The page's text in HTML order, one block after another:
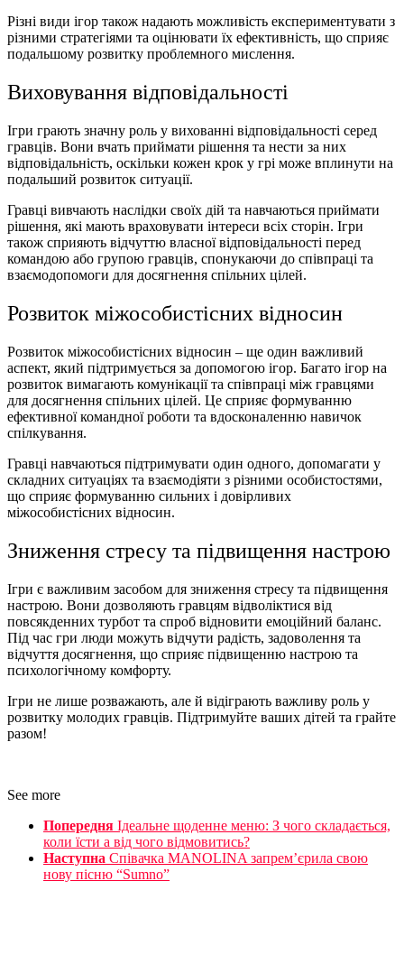
Різні види ігор також надають можливість експериментувати з
різними стратегіями та оцінювати їх ефективність, що сприяє
подальшому розвитку проблемного мислення.
Виховування відповідальності
Ігри грають значну роль у вихованні відповідальності серед
гравців. Вони вчать приймати рішення та нести за них
відповідальність, оскільки кожен крок у грі може вплинути на
подальший розвиток ситуації.
Гравці вивчають наслідки своїх дій та навчаються приймати
рішення, які мають враховувати інтереси всіх сторін. Ігри
також сприяють відчуттю власної відповідальності перед
командою або групою гравців, спонукаючи до співпраці та
взаємодопомоги для досягнення спільних цілей.
Розвиток міжособистісних відносин
Розвиток міжособистісних відносин – ще один важливий
аспект, який підтримується за допомогою ігор. Багато ігор на
розвиток вимагають комунікації та співпраці між гравцями
для досягнення спільних цілей. Це сприяє формуванню
ефективної командної роботи та вдосконаленню навичок
спілкування.
Гравці навчаються підтримувати один одного, допомагати у
складних ситуаціях та взаємодіяти з різними особистостями,
що сприяє формуванню сильних і довірливих
міжособистісних відносин.
Зниження стресу та підвищення настрою
Ігри є важливим засобом для зниження стресу та підвищення
настрою. Вони дозволяють гравцям відволіктися від
повсякденних турбот та спроб відновити емоційний баланс.
Під час гри люди можуть відчути радість, задоволення та
відчуття досягнення, що сприяє підвищенню настрою та
психологічному комфорту.
Ігри не лише розважають, але й відіграють важливу роль у
розвитку молодих гравців. Підтримуйте ваших дітей та грайте
разом!
See more
Попередня Ідеальне щоденне меню: З чого складається,
коли їсти а від чого відмовитись?
Наступна Співачка MANOLINA запрем’єрила свою
нову пісню “Sumno”